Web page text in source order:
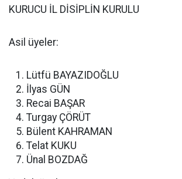
KURUCU İL DİSİPLİN KURULU
Asil üyeler:
Lütfü BAYAZIDOĞLU
İlyas GÜN
Recai BAŞAR
Turgay ÇÖRÜT
Bülent KAHRAMAN
Telat KUKU
Ünal BOZDAĞ